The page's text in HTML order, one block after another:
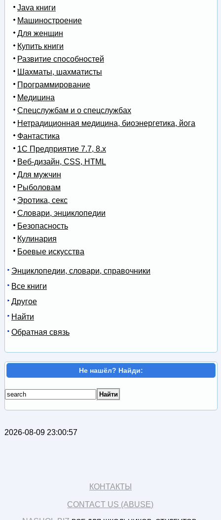
Java книги
Машиностроение
Для женщин
Купить книги
Развитие способностей
Шахматы, шахматисты
Программирование
Медицина
Спецслужбам и о спецслужбах
Нетрадиционная медицина, биоэнергетика, йога
Фантастика
1С Предприятие 7.7, 8.x
Веб-дизайн, CSS, HTML
Для мужчин
Рыболовам
Эротика, секс
Словари, энциклопедии
Безопасность
Кулинария
Боевые искусства
Энциклопедии, словари, справочники
Все книги
Другое
Найти
Обратная связь
Не нашёл? Найди:
2026-08-09 23:00:57
КОНТАКТЫ
CONTACT US (ABUSE)